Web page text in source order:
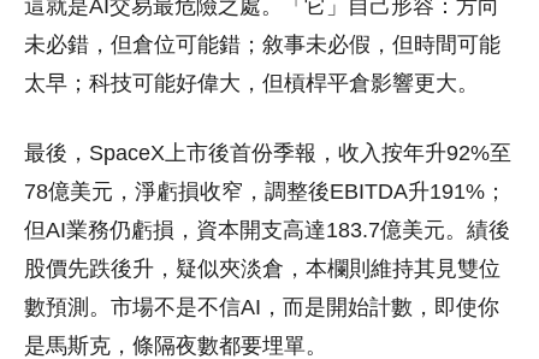
這就是AI交易最危險之處。「它」自己形容：方向
未必錯，但倉位可能錯；敘事未必假，但時間可能
太早；科技可能好偉大，但槓桿平倉影響更大。
最後，SpaceX上市後首份季報，收入按年升92%至
78億美元，淨虧損收窄，調整後EBITDA升191%；
但AI業務仍虧損，資本開支高達183.7億美元。績後
股價先跌後升，疑似夾淡倉，本欄則維持其見雙位
數預測。市場不是不信AI，而是開始計數，即使你
是馬斯克，條隔夜數都要埋單。